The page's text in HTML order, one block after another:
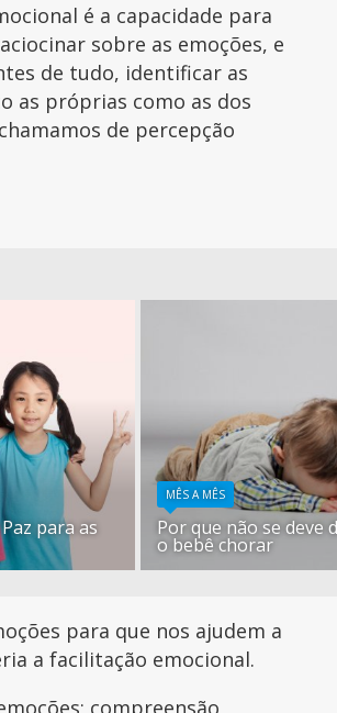
é a capacidade para
sobre as emoções, e
de tudo, identificar as
as próprias como as dos
de percepção
para as
MÊS A MÊS
Por que não se deve
o bebê chorar
para que nos ajudem a
a facilitação emocional.
compreensão